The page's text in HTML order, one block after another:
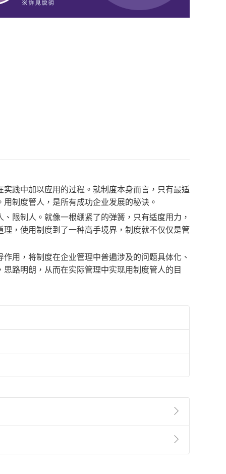
践中加以应用的过程。就制度本身而言，只有最适
制度管人，是所有成功企业发展的秘诀。
限制人。就像一根绷紧了的弹簧，只有适度用力，
，使用制度到了一种高手境界，制度就不仅仅是管
用，将制度在企业管理中普遍涉及的问题具体化、
路明朗，从而在实际管理中实现用制度管人的目
第2條第5款之規定，「非以有形媒介提供之數位